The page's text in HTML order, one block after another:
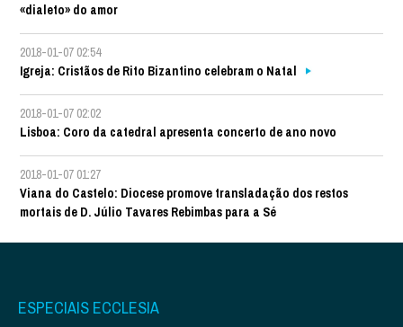
«dialeto» do amor
2018-01-07 02:54
Igreja: Cristãos de Rito Bizantino celebram o Natal
2018-01-07 02:02
Lisboa: Coro da catedral apresenta concerto de ano novo
2018-01-07 01:27
Viana do Castelo: Diocese promove transladação dos restos
mortais de D. Júlio Tavares Rebimbas para a Sé
ESPECIAIS ECCLESIA